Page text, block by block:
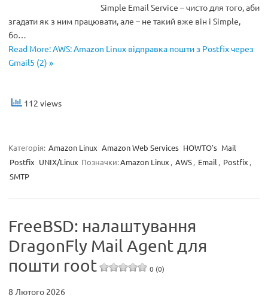
Simple Email Service – чисто для того, аби
згадати як з ним працювати, але – не такий вже він і Simple,
бо…
Read More: AWS: Amazon Linux відправка пошти з Postfix через
Gmail5 (2) »
112 views
Категорія: Amazon Linux Amazon Web Services HOWTO's Mail
Postfix UNIX/Linux Позначки:Amazon Linux , AWS, Email , Postfix ,
SMTP
FreeBSD: налаштування
DragonFly Mail Agent для
пошти root
0 (0)
8 Лютого 2026